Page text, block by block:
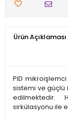
Ürün Açıklaması
PID
sistemi ve güçlü
edilmektedir.
sirkülasyonu ile